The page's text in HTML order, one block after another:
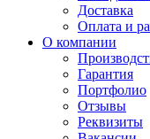
Доставка
Оплата и
О компании
Гарантия
Портфолио
Отзывы
Реквизиты